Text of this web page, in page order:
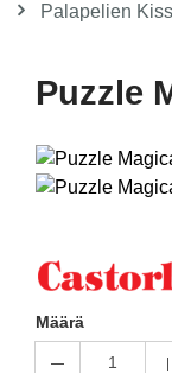
Palapelien
Puzzle
Määrä
1